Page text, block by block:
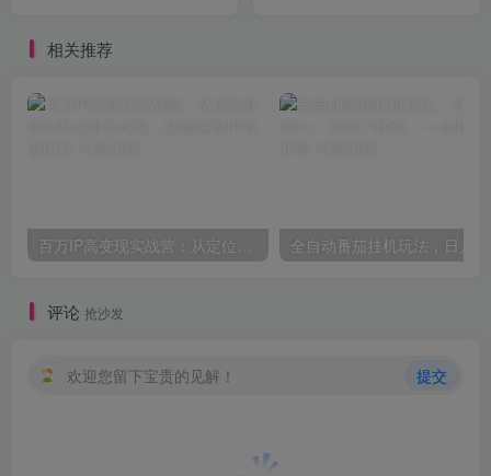
相关推荐
评论 抢沙发
欢迎您留下宝贵的见解！ 提交